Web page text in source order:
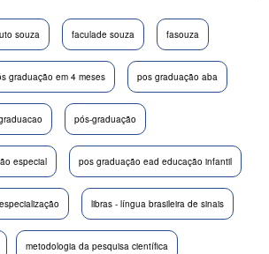
souza faculade souza fasouza
graduação em 4 meses pos graduação aba
pós-graduação
especial pos graduação ead educação infantil
especialização libras - língua brasileira de sinais
metodologia da pesquisa científica